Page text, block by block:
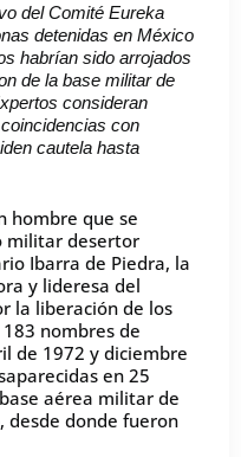
del Comité Eureka
detenidas en México
habrían sido arrojados
de la base militar de
consideran
con
cautela hasta
hombre que se
militar desertor
Ibarra de Piedra, la
y lideresa del
la liberación de los
nombres de
de 1972 y diciembre
en 25
aérea militar de
desde donde fueron